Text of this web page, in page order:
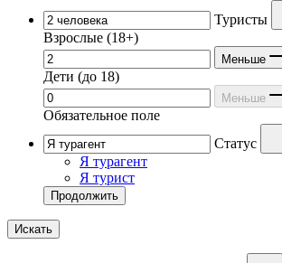
Туристы
Взрослые (18+)
Меньше
Дети (до 18)
Меньше
Обязательное поле
Статус
Я турагент
Я турист
Продолжить
Искать